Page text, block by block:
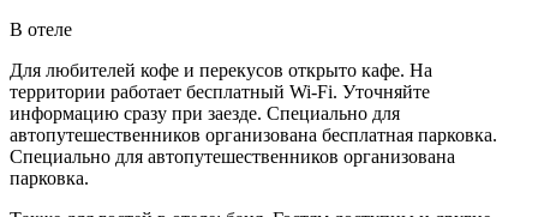
В отеле
Для любителей кофе и перекусов открыто кафе. На
территории работает бесплатный Wi-Fi. Уточняйте
информацию сразу при заезде. Специально для
автопутешественников организована бесплатная парковка.
Специально для автопутешественников организована
парковка.